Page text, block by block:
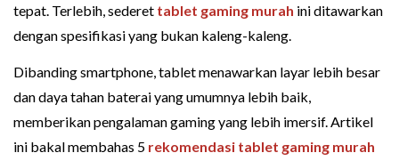
tepat. Terlebih, sederet tablet gaming murah ini ditawarkan
dengan spesifikasi yang bukan kaleng-kaleng.
Dibanding smartphone, tablet menawarkan layar lebih besar
dan daya tahan baterai yang umumnya lebih baik,
memberikan pengalaman gaming yang lebih imersif. Artikel
ini bakal membahas 5 rekomendasi tablet gaming murah